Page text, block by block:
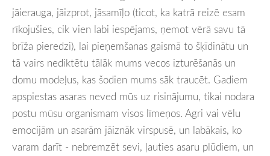
jāierauga, jāizprot, jāsamīļo (ticot, ka katrā reizē esam
rīkojušies, cik vien labi iespējams, ņemot vērā savu tā
brīža pieredzi), lai pieņemšanas gaismā to šķīdinātu un
tā vairs nediktētu tālāk mums vecos izturēšanās un
domu modeļus, kas šodien mums sāk traucēt. Gadiem
apspiestas asaras neved mūs uz risinājumu, tikai nodara
postu mūsu organismam visos līmeņos. Agri vai vēlu
emocijām un asarām jāiznāk virspusē, un labākais, ko
varam darīt - nebremzēt sevi, ļauties asaru plūdiem, un